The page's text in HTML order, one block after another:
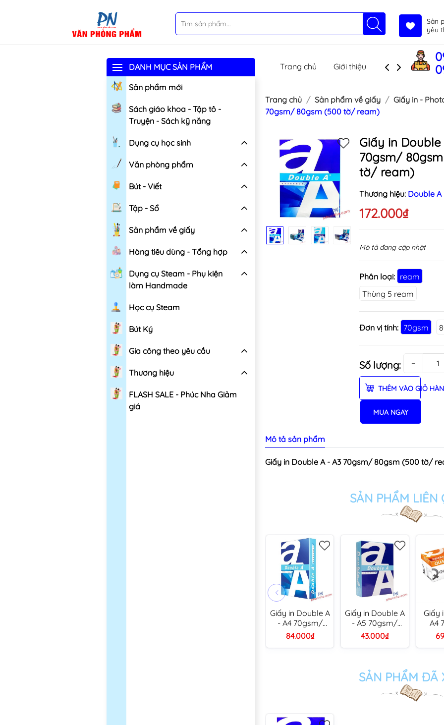
Sản
yêu
DANH MỤC SẢN PHẨM
Sản phẩm mới
Sách giáo khoa - Tập tô -
Truyện - Sách kỹ năng
Dụng cụ học sinh
Văn phòng phẩm
Bút - Viết
Tập - Sổ
Sản phẩm về giấy
Hàng tiêu dùng - Tổng hợp
Dụng cụ Steam - Phụ kiện
làm Handmade
Học cụ Steam
Bút Ký
Gia công theo yêu cầu
Thương hiệu
FLASH SALE - Phúc Nha Giảm
giá
Trang chủ Giới thiệu Sản phẩm
Trang chủ Sản phẩm về giấy
Giấy in -
70gsm/ 80gsm (500 tờ/ ream)
Giấy in
70gsm/
tờ/ ream)
Thương hiệu: Double A
172.000₫
Mô tả đang cập nhật
Phân loại: ream
Thùng 5 ream
Đơn vị tính: 70gsm
Số lượng: −
THÊM VÀO GIỎ
MUA NGAY
Mô tả sản phẩm
Giấy in Double A - A3 70gsm/ 80gsm (500 tờ/
SẢN PHẨM LIÊN
Giấy in Double A
- A4 70gsm/
80gsm (500 tờ/
84.000₫
Giấy in Double A
- A5 70gsm/
80gsm (500 tờ/
43.000₫
Giấy
A4
SẢN PHẨM ĐÃ